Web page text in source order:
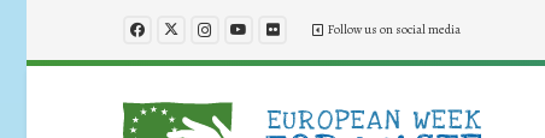
Follow us on social media